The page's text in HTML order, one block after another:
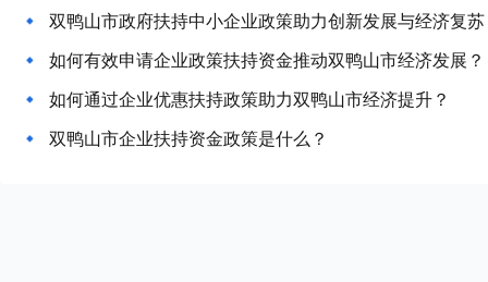
双鸭山市政府扶持中小企业政策助力创新发展与经济复苏
如何有效申请企业政策扶持资金推动双鸭山市经济发展？
如何通过企业优惠扶持政策助力双鸭山市经济提升？
双鸭山市企业扶持资金政策是什么？